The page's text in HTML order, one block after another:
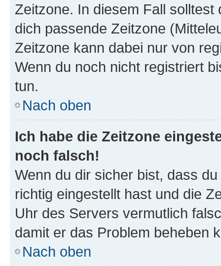
Zeitzone. In diesem Fall solltest
dich passende Zeitzone
Zeitzone kann dabei nur von
Wenn du noch nicht registriert
tun.
Nach oben
Ich habe die Zeitzone
noch falsch!
Wenn du dir sicher bist, dass
richtig eingestellt hast und die
Uhr des Servers vermutlich
damit er das Problem beheben
Nach oben